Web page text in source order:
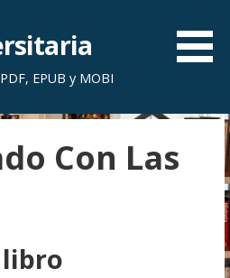
EPUB y MOBI
Con Las
libro